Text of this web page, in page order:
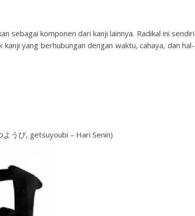
sebagai komponen dari kanji lainnya. Radikal ini sendiri
kanji yang berhubungan dengan waktu, cahaya, dan hal-
うび, getsuyoubi – Hari Senin)